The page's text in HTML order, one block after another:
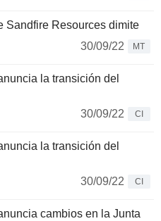
Sandfire Resources dimite
30/09/22
MT
la transición del
30/09/22
CI
la transición del
30/09/22
CI
cambios en la Junta